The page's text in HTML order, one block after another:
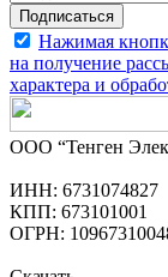
Подписаться
Нажимая
на получение
характера и
ООО “Тенген
ИНН: 6731074827
КПП: 673101001
ОГРН: